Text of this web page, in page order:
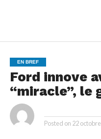
EN BREF
Ford innove
“miracle”, le
Posted on 22